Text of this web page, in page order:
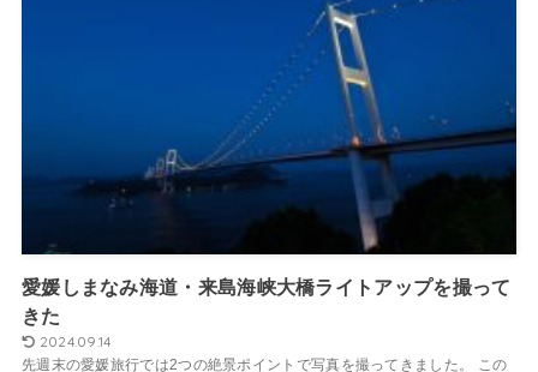
愛媛しまなみ海道・来島海峡大橋ライトアップを撮って
きた
2024.09.14
先週末の愛媛旅行では2つの絶景ポイントで写真を撮ってきました。 この